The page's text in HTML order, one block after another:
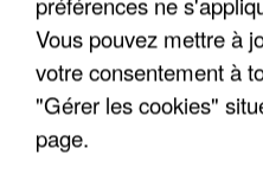
5 août 2026
Une enquête ouverte à
Vous pouvez mettre à
votre consentement à
"Gérer les cookies"
page.